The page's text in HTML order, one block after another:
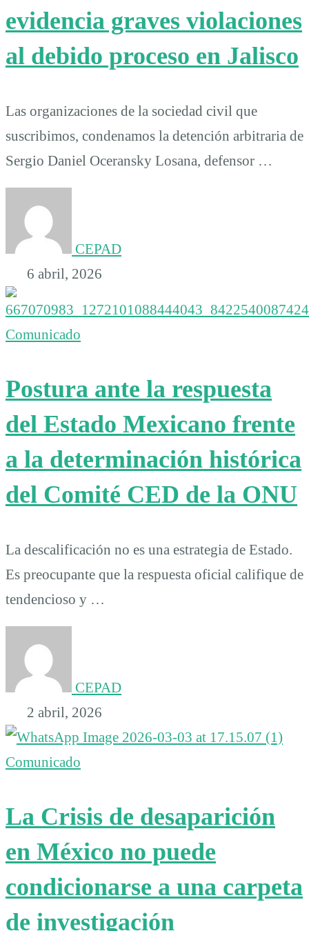
evidencia graves violaciones
al debido proceso en Jalisco
Las organizaciones de la sociedad civil que
suscribimos, condenamos la detención arbitraria de
Sergio Daniel Oceransky Losana, defensor …
CEPAD
6 abril, 2026
Comunicado
Postura ante la respuesta
del Estado Mexicano frente
a la determinación histórica
del Comité CED de la ONU
La descalificación no es una estrategia de Estado.
Es preocupante que la respuesta oficial califique de
tendencioso y …
CEPAD
2 abril, 2026
Comunicado
La Crisis de desaparición
en México no puede
condicionarse a una carpeta
de investigación